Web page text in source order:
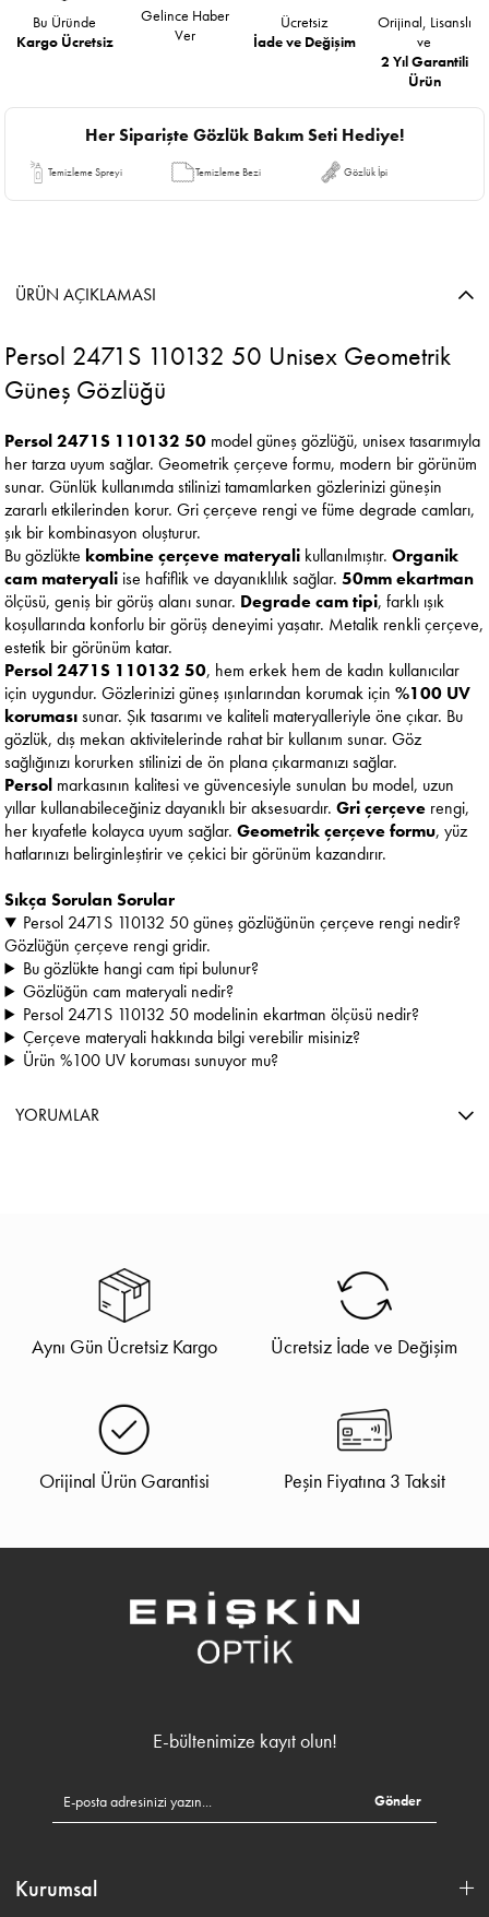
Bu Üründe
Kargo Ücretsiz
Gelince Haber
Ver
Ücretsiz
İade ve Değişim
Orijinal, Lisanslı
ve
2 Yıl Garantili
Ürün
Her Siparişte Gözlük Bakım Seti Hediye!
Temizleme Spreyi Temizleme Bezi Gözlük İpi
ÜRÜN AÇIKLAMASI
Persol 2471S 110132 50 Unisex Geometrik
Güneş Gözlüğü
Persol 2471S 110132 50 model güneş gözlüğü, unisex tasarımıyla
her tarza uyum sağlar. Geometrik çerçeve formu, modern bir görünüm
sunar. Günlük kullanımda stilinizi tamamlarken gözlerinizi güneşin
zararlı etkilerinden korur. Gri çerçeve rengi ve füme degrade camları,
şık bir kombinasyon oluşturur.
Bu gözlükte kombine çerçeve materyali kullanılmıştır.Organik
cam materyali ise hafiflik ve dayanıklılık sağlar.50mm ekartman
ölçüsü, geniş bir görüş alanı sunar. Degrade cam tipi, farklı ışık
koşullarında konforlu bir görüş deneyimi yaşatır. Metalik renkli çerçeve,
estetik bir görünüm katar.
Persol 2471S 110132 50, hem erkek hem de kadın kullanıcılar
için uygundur. Gözlerinizi güneş ışınlarından korumak için%100 UV
korumasısunar. Şık tasarımı ve kaliteli materyalleriyle öne çıkar. Bu
gözlük, dış mekan aktivitelerinde rahat bir kullanım sunar. Göz
sağlığınızı korurken stilinizi de ön plana çıkarmanızı sağlar.
Persol markasının kalitesi ve güvencesiyle sunulan bu model, uzun
yıllar kullanabileceğiniz dayanıklı bir aksesuardır.Gri çerçeve rengi,
her kıyafetle kolayca uyum sağlar.Geometrik çerçeve formu, yüz
hatlarınızı belirginleştirir ve çekici bir görünüm kazandırır.
Sıkça Sorulan Sorular
Persol 2471S 110132 50 güneş gözlüğünün çerçeve rengi nedir?
Gözlüğün çerçeve rengi gridir.
Bu gözlükte hangi cam tipi bulunur?
Gözlüğün cam materyali nedir?
Persol 2471S 110132 50 modelinin ekartman ölçüsü nedir?
Çerçeve materyali hakkında bilgi verebilir misiniz?
Ürün %100 UV koruması sunuyor mu?
YORUMLAR
Aynı Gün Ücretsiz Kargo Ücretsiz İade ve Değişim
Orijinal Ürün Garantisi Peşin Fiyatına 3 Taksit
E-bültenimize kayıt olun!
Gönder
Kurumsal